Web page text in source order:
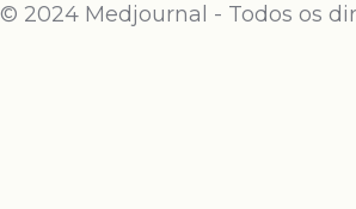
© 2024 Medjournal - Todos os